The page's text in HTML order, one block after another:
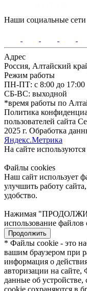
Наши социальные сети
Адрес
Россия, Алтайский
Режим работы
ПН-ПТ: с 8:00 до 17:00
СБ-ВС: выходной
*время работы по
Политика
пользователей сайта
2025 г. Обработка
Яндекс.Метрика
На сайте
Файлы cookies
Наш сайт использует
улучшить работу
удобство.
Нажимая
использование файлов
Продолжить
* Файлы cookie - это
вашим браузером при
информация о
авторизации на
данные об
cookie сохраняются в